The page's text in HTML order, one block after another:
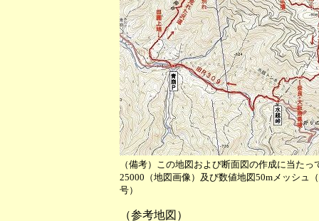
（備考）この地図および断面図の作成に当た
25000（地図画像）及び数値地図50mメッシ
号）
（参考地図）